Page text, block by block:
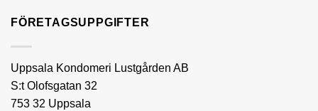
FÖRETAGSUPPGIFTER
Uppsala Kondomeri Lustgården AB
S:t Olofsgatan 32
753 32 Uppsala